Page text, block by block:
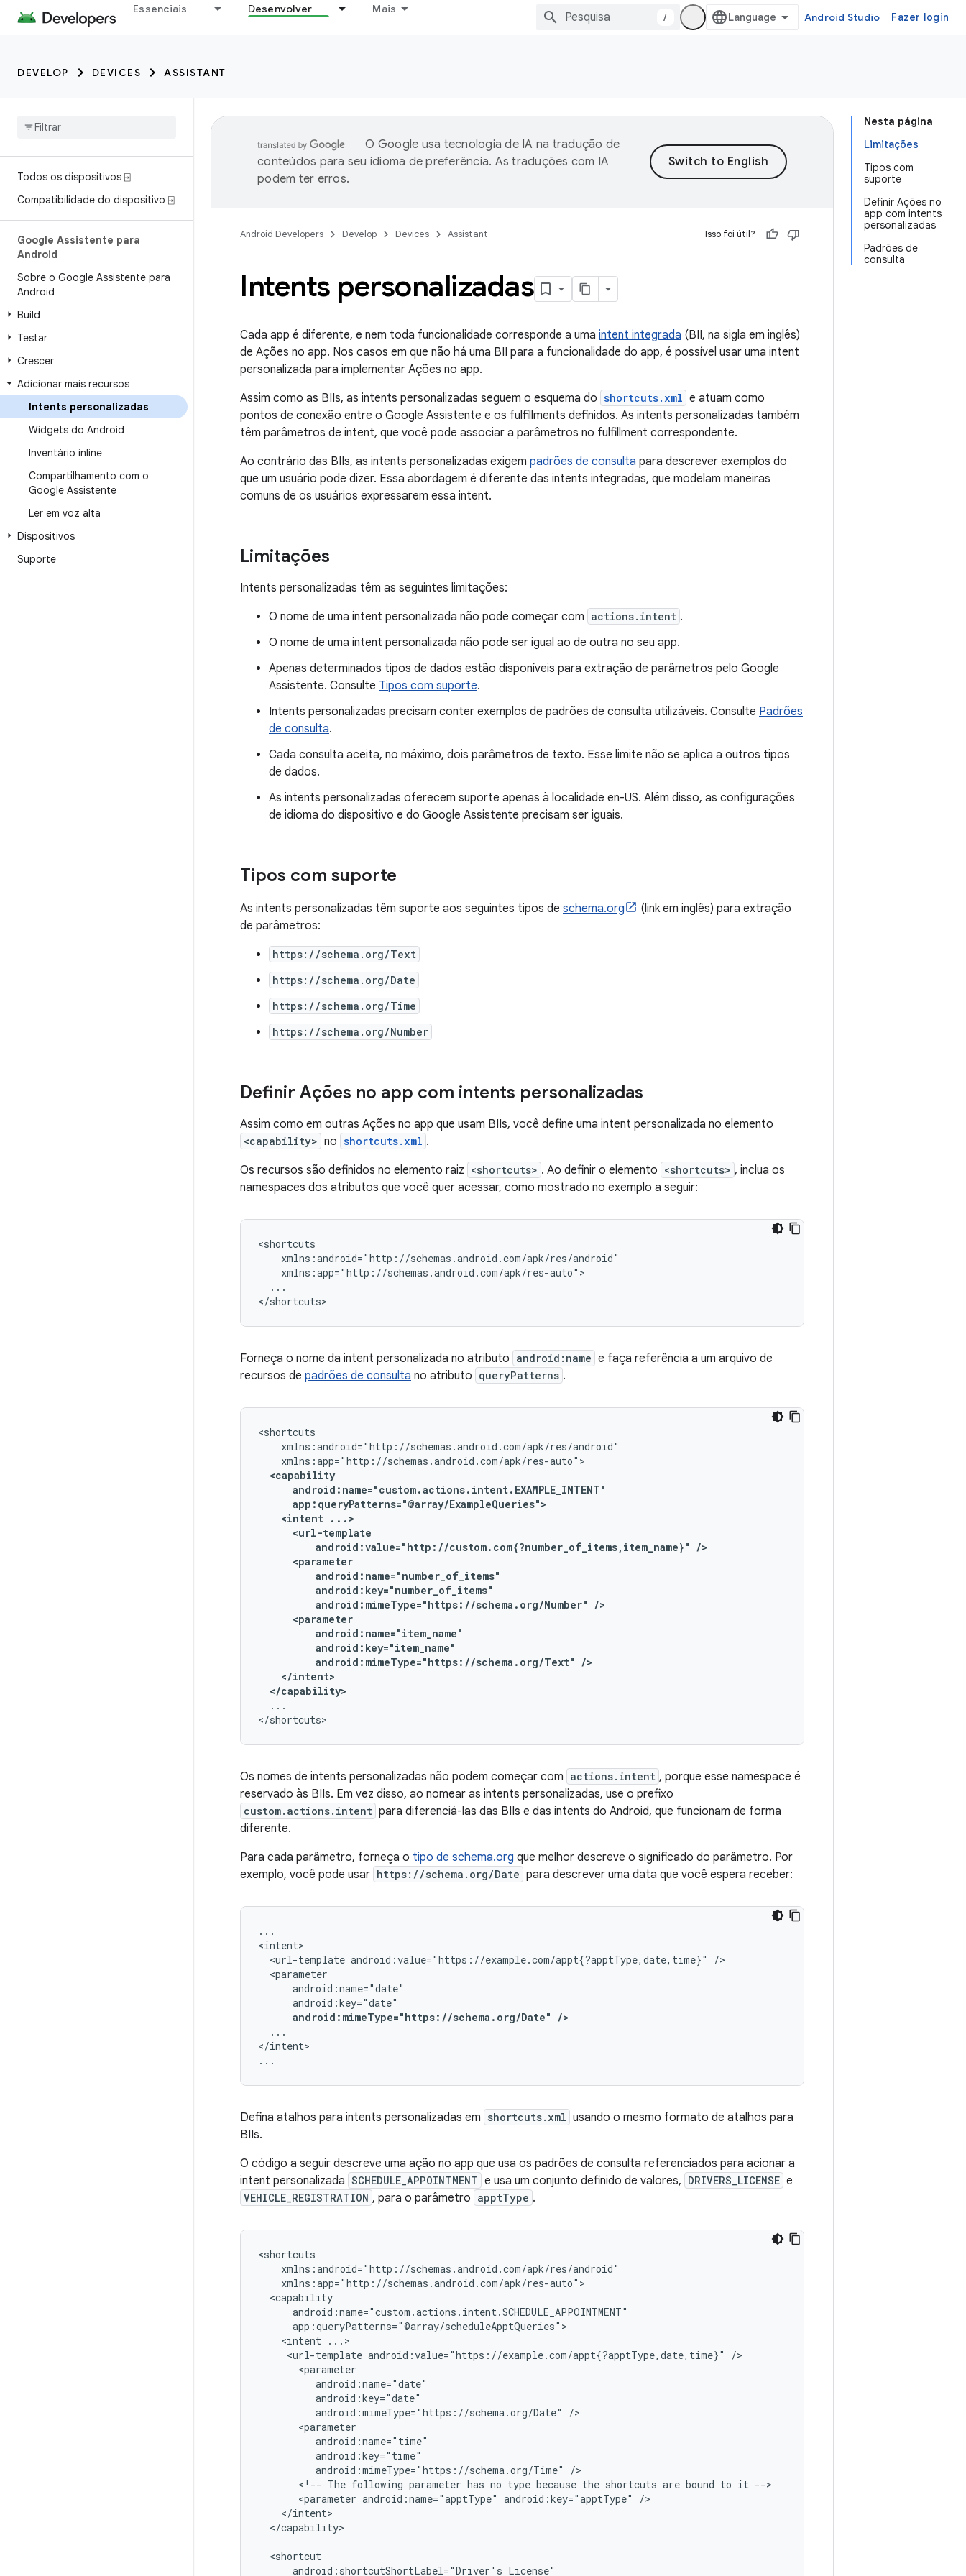
Essenciais Desenvolver Mais
/ Android Studio Fazer login
DEVELOP DEVICES ASSISTANT
Todos os dispositivos ⍈
Compatibilidade do dispositivo ⍈
Google Assistente para
Android
Sobre o Google Assistente para
Android
Build
Testar
Crescer
Adicionar mais recursos
Intents personalizadas
Widgets do Android
Inventário inline
Compartilhamento com o
Google Assistente
Ler em voz alta
Dispositivos
Suporte
Nesta página
Limitações
Tipos com
suporte
Definir Ações no
app com intents
personalizadas
Padrões de
consulta
O Google usa tecnologia de IA na tradução de
conteúdos para seu idioma de preferência. As traduções com IA
podem ter erros.
Android Developers Develop Devices Assistant Isso foi útil?
Intents personalizadas
Cada app é diferente, e nem toda funcionalidade corresponde a uma intent integrada (BII, na sigla em inglês)
de Ações no app. Nos casos em que não há uma BII para a funcionalidade do app, é possível usar uma intent
personalizada para implementar Ações no app.
Assim como as BIIs, as intents personalizadas seguem o esquema do shortcuts.xml e atuam como
pontos de conexão entre o Google Assistente e os fulfillments definidos. As intents personalizadas também
têm parâmetros de intent, que você pode associar a parâmetros no fulfillment correspondente.
Ao contrário das BIIs, as intents personalizadas exigem padrões de consulta para descrever exemplos do
que um usuário pode dizer. Essa abordagem é diferente das intents integradas, que modelam maneiras
comuns de os usuários expressarem essa intent.
Limitações
Intents personalizadas têm as seguintes limitações:
O nome de uma intent personalizada não pode começar com actions.intent .
O nome de uma intent personalizada não pode ser igual ao de outra no seu app.
Apenas determinados tipos de dados estão disponíveis para extração de parâmetros pelo Google
Assistente. Consulte Tipos com suporte.
Intents personalizadas precisam conter exemplos de padrões de consulta utilizáveis. Consulte Padrões
de consulta.
Cada consulta aceita, no máximo, dois parâmetros de texto. Esse limite não se aplica a outros tipos
de dados.
As intents personalizadas oferecem suporte apenas à localidade en-US. Além disso, as configurações
de idioma do dispositivo e do Google Assistente precisam ser iguais.
Tipos com suporte
As intents personalizadas têm suporte aos seguintes tipos de schema.org
(link em inglês) para extração
de parâmetros:
https://schema.org/Text
https://schema.org/Date
https://schema.org/Time
https://schema.org/Number
Definir Ações no app com intents personalizadas
Assim como em outras Ações no app que usam BIIs, você define uma intent personalizada no elemento
<capability> no shortcuts.xml .
Os recursos são definidos no elemento raiz <shortcuts> . Ao definir o elemento <shortcuts> , inclua os
namespaces dos atributos que você quer acessar, como mostrado no exemplo a seguir:
...
Forneça o nome da intent personalizada no atributo android:name e faça referência a um arquivo de
recursos de padrões de consulta no atributo queryPatterns .
<intent
android:value="http://custom.com{?number_of_items,item_name}"
android:mimeType="https://schema.org/Number"
android:mimeType="https://schema.org/Text"
</capability>
...
Os nomes de intents personalizadas não podem começar com actions.intent , porque esse namespace é
reservado às BIIs. Em vez disso, ao nomear as intents personalizadas, use o prefixo
custom.actions.intent para diferenciá-las das BIIs e das intents do Android, que funcionam de forma
diferente.
Para cada parâmetro, forneça o tipo de schema.org que melhor descreve o significado do parâmetro. Por
exemplo, você pode usar https://schema.org/Date para descrever uma data que você espera receber:
...
<url-template android:value="https://example.com/appt{?apptType,date,time}"
android:mimeType="https://schema.org/Date" />
...
</intent>
Defina atalhos para intents personalizadas em shortcuts.xml usando o mesmo formato de atalhos para
BIIs.
O código a seguir descreve uma ação no app que usa os padrões de consulta referenciados para acionar a
intent personalizada SCHEDULE_APPOINTMENT e usa um conjunto definido de valores, DRIVERS_LICENSE e
VEHICLE_REGISTRATION , para o parâmetro apptType .
<intent
<url-template android:value="https://example.com/appt{?apptType,date,time}"
android:mimeType="https://schema.org/Date"
android:mimeType="https://schema.org/Time"
<!-- The following parameter has no type because the shortcuts are bound to it
<parameter android:name="apptType" android:key="apptType"
</capability>
android:shortcutShortLabel="Driver's